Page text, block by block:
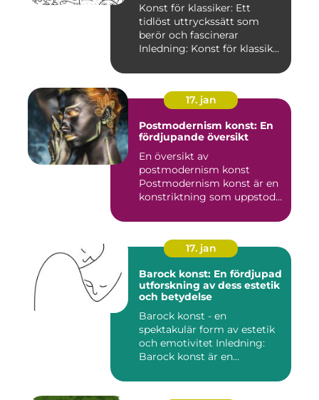
Konst för klassiker: Ett
tidlöst uttryckssätt som
berör och fascinerar
Inledning: Konst för klassik...
17. jan
Postmodernism konst: En
fördjupande översikt
En översikt av
postmodernism konst
Postmodernism konst är en
konstriktning som uppstod
17. jan
Barock konst: En fördjupad
utforskning av dess estetik
och betydelse
Barock konst - en
spektakulär form av estetik
och emotivitet Inledning:
Barock konst är en